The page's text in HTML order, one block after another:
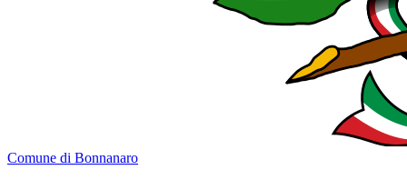
Comune di Bonnanaro